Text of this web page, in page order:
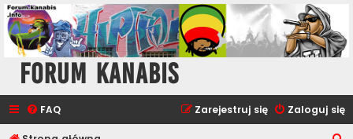
Forum Kanabis
FAQ Zaloguj się
Zarejestruj się